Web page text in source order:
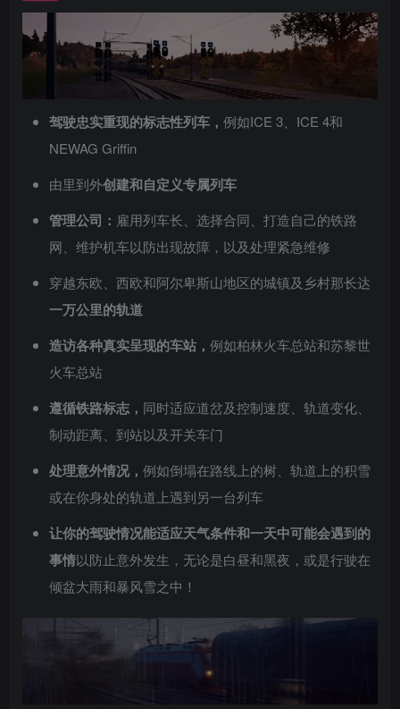
驾驶忠实重现的标志性列车， 例如ICE 3、ICE 4和
NEWAG Griffin
由里到外创建和自定义专属列车
管理公司： 雇用列车长、选择合同、打造自己的铁路
网、维护机车以防出现故障，以及处理紧急维修
穿越东欧、西欧和阿尔卑斯山地区的城镇及乡村那长达
一万公里的轨道
造访各种真实呈现的车站， 例如柏林火车总站和苏黎世
火车总站
遵循铁路标志， 同时适应道岔及控制速度、轨道变化、
制动距离、到站以及开关车门
处理意外情况， 例如倒塌在路线上的树、轨道上的积雪
或在你身处的轨道上遇到另一台列车
让你的驾驶情况能适应天气条件和一天中可能会遇到的
事情以防止意外发生，无论是白昼和黑夜，或是行驶在
倾盆大雨和暴风雪之中！